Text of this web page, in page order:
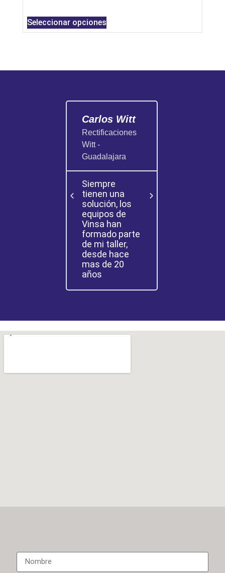
Seleccionar opciones
Carlos Witt
Rectificaciones
Witt -
Guadalajara
Siempre
tienen una
solución, los
equipos de
Vinsa han
formado parte
de mi taller,
desde hace
mas de 20
años